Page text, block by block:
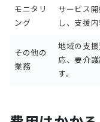
モニタリ
ング
サービス
し、支援
その他の
業務
地域の支
応、要介
す。